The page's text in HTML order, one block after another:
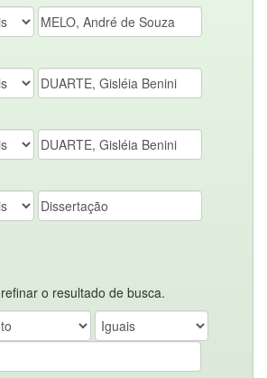
o resultado de busca.